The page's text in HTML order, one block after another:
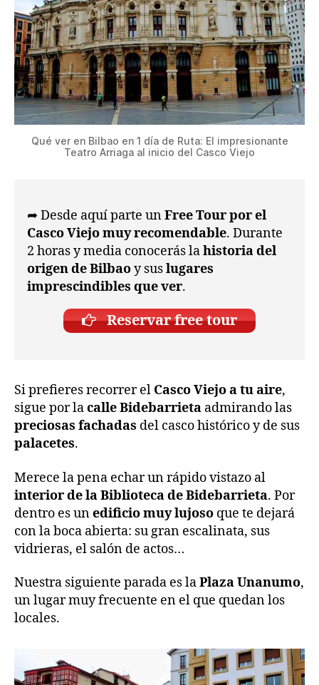
Qué ver en Bilbao en 1 día de Ruta: El impresionante
Teatro Arriaga al inicio del Casco Viejo
➦ Desde aquí parte unFree Tour por el
Casco Viejo muy recomendable. Durante
2 horas y media conocerás lahistoria del
origen de Bilbaoy suslugares
imprescindibles que ver.
Reservar free tour
Si prefieres recorrer el Casco Viejo a tu aire,
sigue por lacalle Bidebarrieta admirando las
preciosas fachadas del casco histórico y de sus
palacetes.
Merece la pena echar un rápido vistazo al
interior de la Biblioteca de Bidebarrieta. Por
dentro es unedificio muy lujoso que te dejará
con la boca abierta: su gran escalinata, sus
vidrieras, el salón de actos…
Nuestra siguiente parada es laPlaza Unanumo,
un lugar muy frecuente en el que quedan los
locales.